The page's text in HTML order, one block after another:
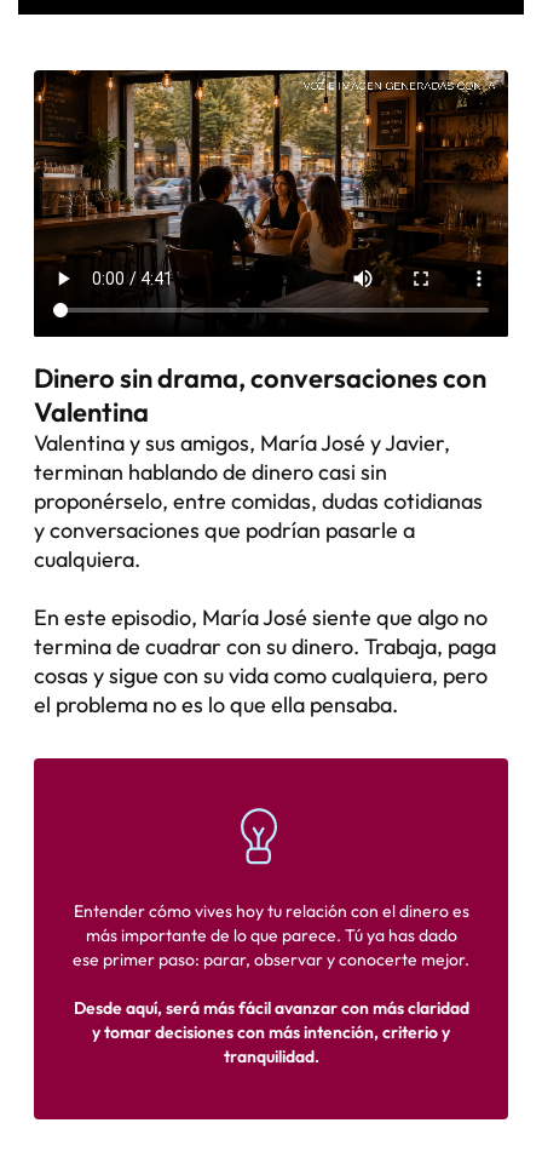
Dinero sin drama, conversaciones con
Valentina
Valentina y sus amigos, María José y Javier,
terminan hablando de dinero casi sin
proponérselo, entre comidas, dudas cotidianas
y conversaciones que podrían pasarle a
cualquiera.
En este episodio, María José siente que algo no
termina de cuadrar con su dinero. Trabaja, paga
cosas y sigue con su vida como cualquiera, pero
el problema no es lo que ella pensaba.
Entender cómo vives hoy tu relación con el dinero es
más importante de lo que parece. Tú ya has dado
ese primer paso: parar, observar y conocerte mejor.
Desde aquí, será más fácil avanzar con más claridad
y tomar decisiones con más intención, criterio y
tranquilidad.